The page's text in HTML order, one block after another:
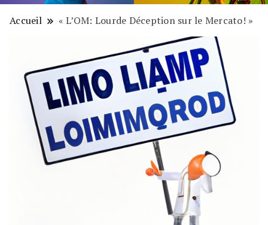
Accueil « L’OM: Lourde Déception sur le Mercato! »